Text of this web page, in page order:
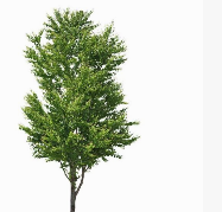
無料ダウンロード